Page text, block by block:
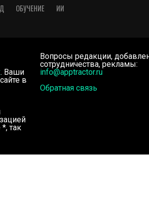
ОБУЧЕНИЕ ИИ
. Ваши
в
так
Вопросы редакции,
сотрудничества, рекламы:
info@apptractor.ru
Обратная связь